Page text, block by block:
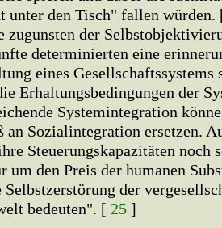
unter den Tisch" fallen
zugunsten der
determinierten eine
eines
Erhaltungsbedingungen der
Systemintegration
Sozialintegration ersetzen.
Steuerungskapazitäten noch
um den Preis der humanen
Selbstzerstörung der
bedeuten". [ 25 ]